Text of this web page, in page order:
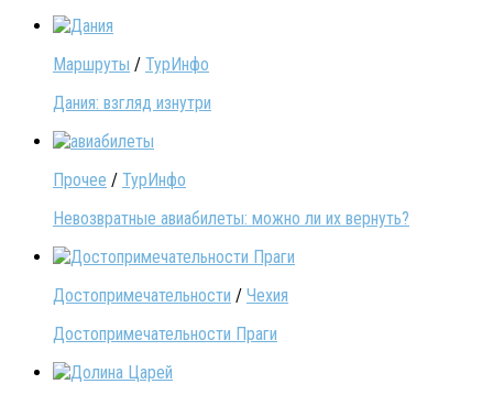
Маршруты / ТурИнфо
Дания: взгляд изнутри
Прочее / ТурИнфо
Невозвратные авиабилеты: можно ли их вернуть?
Достопримечательности / Чехия
Достопримечательности Праги